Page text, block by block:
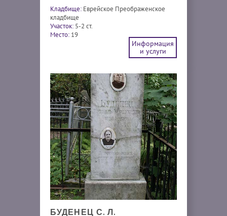
Кладбище: Еврейское Преображенское
кладбище
Участок: 5-2 ст.
Место: 19
Информация
и услуги
БУДЕНЕЦ С. Л.